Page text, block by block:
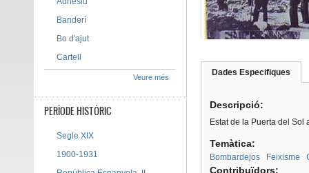
Dades Especifiques
Descripció:
Estat de la Puerta del
Temàtica:
Bombardejos Feixisme
Contribuïdors:
Banderí
Bo d'ajut
Cartell
Veure més
PERÍODE HISTÒRIC
Segle XIX
1900-1931